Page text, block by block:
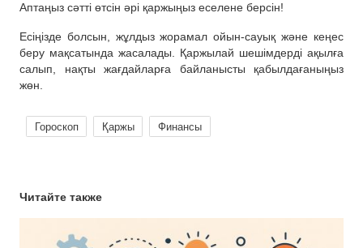
Аптаңыз сәтті өтсін әрі қаржыңыз еселене берсін!
Есіңізде болсын, жұлдыз жорамал ойын-сауық және кеңес
беру мақсатында жасалады. Қаржылай шешімдерді ақылға
салып, нақты жағдайларға байланысты қабылдағаныңыз
жөн.
Гороскоп Қаржы Финансы
Читайте также